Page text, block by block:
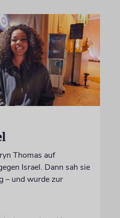
Thomas auf
Israel. Dann sah sie
– und wurde zur